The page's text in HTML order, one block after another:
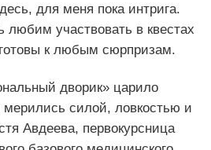
для меня пока интрига.
участвовать в квестах
готовы к любым сюрпризам.
дворик» царило
силой, ловкостью и
Авдеева, первокурсница